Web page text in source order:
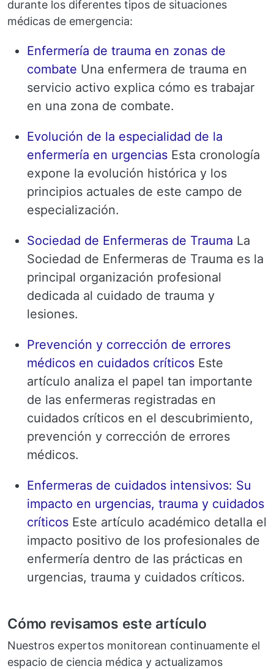
durante los diferentes tipos de situaciones
médicas de emergencia:
Enfermería de trauma en zonas de
combate Una enfermera de trauma en
servicio activo explica cómo es trabajar
en una zona de combate.
Evolución de la especialidad de la
enfermería en urgencias Esta cronología
expone la evolución histórica y los
principios actuales de este campo de
especialización.
Sociedad de Enfermeras de Trauma La
Sociedad de Enfermeras de Trauma es la
principal organización profesional
dedicada al cuidado de trauma y
lesiones.
Prevención y corrección de errores
médicos en cuidados críticos Este
artículo analiza el papel tan importante
de las enfermeras registradas en
cuidados críticos en el descubrimiento,
prevención y corrección de errores
médicos.
Enfermeras de cuidados intensivos: Su
impacto en urgencias, trauma y cuidados
críticos Este artículo académico detalla el
impacto positivo de los profesionales de
enfermería dentro de las prácticas en
urgencias, trauma y cuidados críticos.
Cómo revisamos este artículo
Nuestros expertos monitorean continuamente el
espacio de ciencia médica y actualizamos